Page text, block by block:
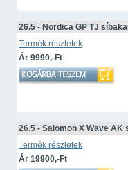
26.5 - Nordica GP TJ
Termék részletek
Ár 9990,-Ft
26.5 - Salomon X Wave AK
Termék részletek
Ár 19900,-Ft